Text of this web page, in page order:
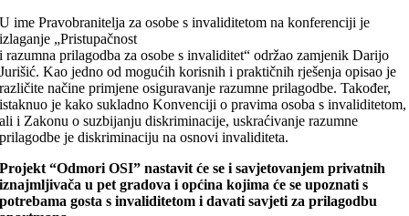
U ime Pravobranitelja za osobe s invaliditetom na konferenciji je
izlaganje „Pristupačnost
i razumna prilagodba za osobe s invaliditet“ održao zamjenik Darijo
Jurišić. Kao jedno od mogućih korisnih i praktičnih rješenja opisao je
različite načine primjene osiguravanje razumne prilagodbe. Također,
istaknuo je kako sukladno Konvenciji o pravima osoba s invaliditetom,
ali i Zakonu o suzbijanju diskriminacije, uskraćivanje razumne
prilagodbe je diskriminaciju na osnovi invaliditeta.
Projekt “Odmori OSI” nastavit će se i savjetovanjem privatnih
iznajmljivača u pet gradova i općina kojima će se upoznati s
potrebama gosta s invaliditetom i davati savjeti za prilagodbu